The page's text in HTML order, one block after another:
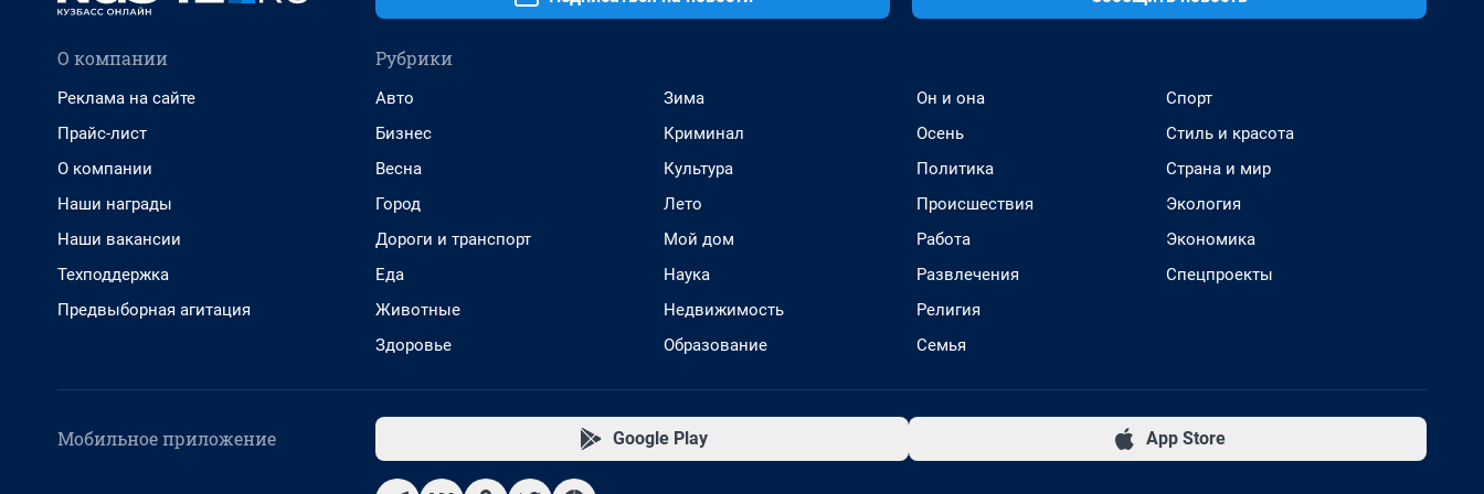
О компании
Реклама на сайте
Прайс-лист
О компании
Наши награды
Наши вакансии
Техподдержка
Предвыборная агитация
Рубрики
Авто
Бизнес
Весна
Город
Дороги и транспорт
Еда
Животные
Здоровье
Зима
Криминал
Культура
Лето
Мой дом
Наука
Недвижимость
Образование
Он и она
Осень
Политика
Происшествия
Работа
Развлечения
Религия
Семья
Спорт
Стиль и красота
Страна и мир
Экология
Экономика
Спецпроекты
Мобильное приложение Google Play App Store